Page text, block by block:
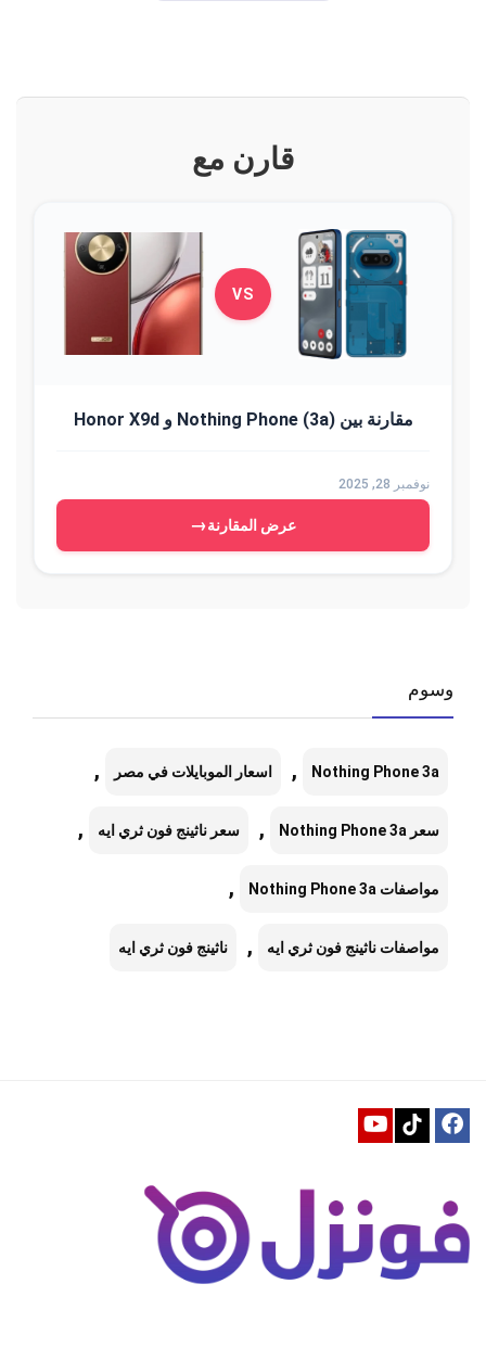
قارن مع
VS
مقارنة بين Nothing Phone (3a) و Honor X9d
نوفمبر 28, 2025
عرض المقارنة→
وسوم
Nothing Phone 3a
, اسعار الموبايلات في مصر ,
سعر Nothing Phone 3a , سعر ناثينج فون ثري ايه ,
مواصفات Nothing Phone 3a ,
مواصفات ناثينج فون ثري ايه , ناثينج فون ثري ايه